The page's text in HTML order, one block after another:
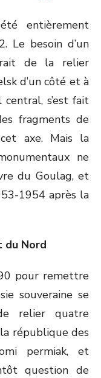
entièrement
Le besoin d’un
de la relier
d’un côté et à
s’est fait
fragments de
axe. Mais la
ne
du Goulag, et
1954 après la
du Nord
pour remettre
souveraine se
relier quatre
la république des
permiak, et
question de